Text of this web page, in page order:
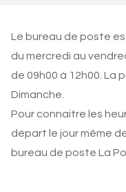
Le bureau de poste
du mercredi au
de 09h00 à 12h00. La
Dimanche.
Pour connaitre les
départ le jour même
bureau de poste La